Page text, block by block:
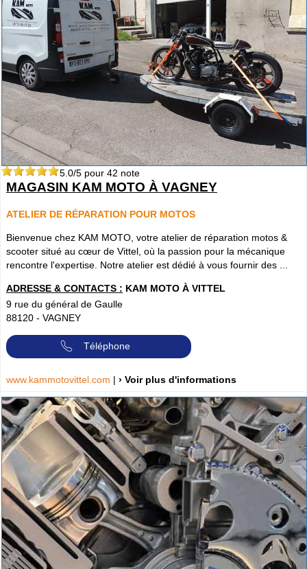
5.0/5 pour 42 note
MAGASIN KAM MOTO À VAGNEY
ATELIER DE RÉPARATION POUR MOTOS
Bienvenue chez KAM MOTO, votre atelier de réparation motos &
scooter situé au cœur de Vittel, où la passion pour la mécanique
rencontre l'expertise. Notre atelier est dédié à vous fournir des ...
ADRESSE & CONTACTS : KAM MOTO À VITTEL
9 rue du général de Gaulle
88120 - VAGNEY
Téléphone
www.kammotovittel.com | › Voir plus d'informations